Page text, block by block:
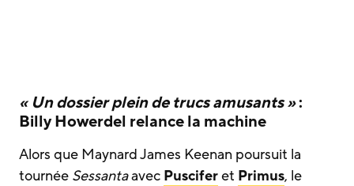
« Un dossier plein de trucs amusants »:
Billy Howerdel relance la machine
Alors que Maynard James Keenan poursuit la
tournée Sessantaavec Pusciferet Primus, le